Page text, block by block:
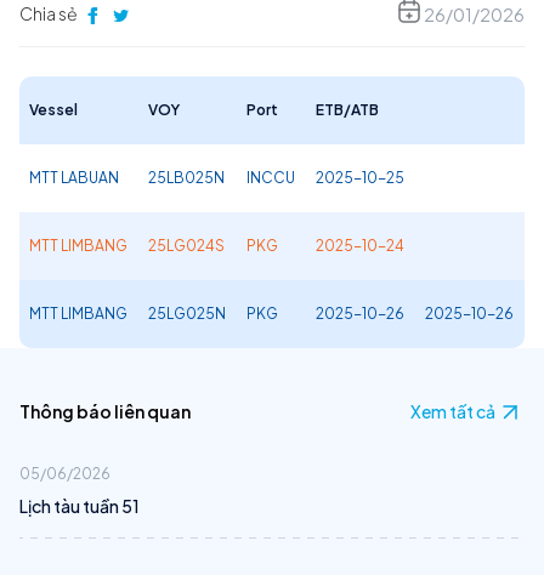
Chia sẻ 26/01/2026
Vessel VOY Port ETB/ATB
MTT LABUAN 25LB025N INCCU 2025-10-25
MTT LIMBANG 25LG024S PKG 2025-10-24
MTT LIMBANG 25LG025N PKG 2025-10-26 2025-10-26
Thông báo liên quan Xem tất cả
05/06/2026
Lịch tàu tuần 51